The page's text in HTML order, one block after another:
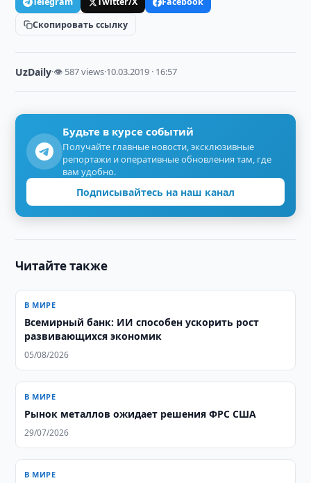
Скопировать ссылку
UzDaily·👁 587 views·10.03.2019 · 16:57
Будьте в курсе событий
Получайте главные новости, эксклюзивные
репортажи и оперативные обновления там, где
вам удобно.
Подписывайтесь на наш канал
Читайте также
В МИРЕ
Всемирный банк: ИИ способен ускорить рост
развивающихся экономик
05/08/2026
В МИРЕ
Рынок металлов ожидает решения ФРС США
29/07/2026
В МИРЕ